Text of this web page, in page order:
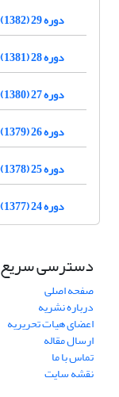
دوره 29 (1382)
دوره 28 (1381)
دوره 27 (1380)
دوره 26 (1379)
دوره 25 (1378)
دوره 24 (1377)
دسترسی سریع
صفحه اصلی
درباره نشریه
اعضای هیات تحریریه
ارسال مقاله
تماس با ما
نقشه سایت